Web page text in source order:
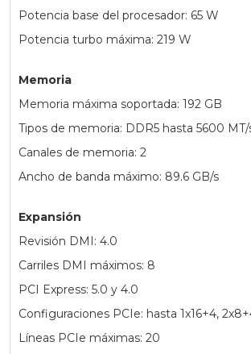
Potencia base del procesador: 65 W
Potencia turbo máxima: 219 W
Memoria
Memoria máxima soportada: 192 GB
Tipos de memoria: DDR5 hasta 5600
Canales de memoria: 2
Ancho de banda máximo: 89.6 GB/s
Expansión
Revisión DMI: 4.0
Carriles DMI máximos: 8
PCI Express: 5.0 y 4.0
Configuraciones PCIe: hasta 1x16+4,
Líneas PCIe máximas: 20